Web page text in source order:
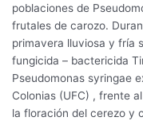
poblaciones de
frutales de carozo.
primavera lluviosa y fría
fungicida – bactericida
Pseudomonas syringae
Colonias (UFC) , frente
la floración del cerezo y